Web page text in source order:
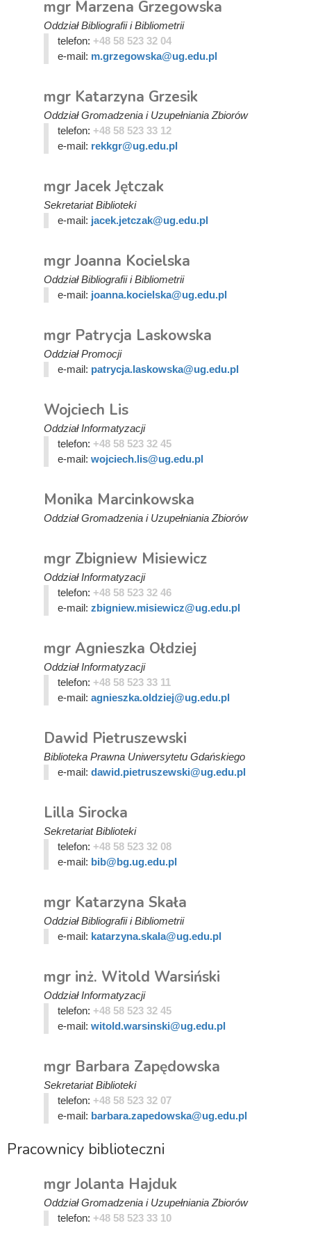
mgr Marzena Grzegowska
Oddział Bibliografii i Bibliometrii
telefon: +48 58 523 32 04
e-mail: m.grzegowska@ug.edu.pl
mgr Katarzyna Grzesik
Oddział Gromadzenia i Uzupełniania Zbiorów
telefon: +48 58 523 33 12
e-mail: rekkgr@ug.edu.pl
mgr Jacek Jętczak
Sekretariat Biblioteki
e-mail: jacek.jetczak@ug.edu.pl
mgr Joanna Kocielska
Oddział Bibliografii i Bibliometrii
e-mail: joanna.kocielska@ug.edu.pl
mgr Patrycja Laskowska
Oddział Promocji
e-mail: patrycja.laskowska@ug.edu.pl
Wojciech Lis
Oddział Informatyzacji
telefon: +48 58 523 32 45
e-mail: wojciech.lis@ug.edu.pl
Monika Marcinkowska
Oddział Gromadzenia i Uzupełniania Zbiorów
mgr Zbigniew Misiewicz
Oddział Informatyzacji
telefon: +48 58 523 32 46
e-mail: zbigniew.misiewicz@ug.edu.pl
mgr Agnieszka Ołdziej
Oddział Informatyzacji
telefon: +48 58 523 33 11
e-mail: agnieszka.oldziej@ug.edu.pl
Dawid Pietruszewski
Biblioteka Prawna Uniwersytetu Gdańskiego
e-mail: dawid.pietruszewski@ug.edu.pl
Lilla Sirocka
Sekretariat Biblioteki
telefon: +48 58 523 32 08
e-mail: bib@bg.ug.edu.pl
mgr Katarzyna Skała
Oddział Bibliografii i Bibliometrii
e-mail: katarzyna.skala@ug.edu.pl
mgr inż. Witold Warsiński
Oddział Informatyzacji
telefon: +48 58 523 32 45
e-mail: witold.warsinski@ug.edu.pl
mgr Barbara Zapędowska
Sekretariat Biblioteki
telefon: +48 58 523 32 07
e-mail: barbara.zapedowska@ug.edu.pl
Pracownicy biblioteczni
mgr Jolanta Hajduk
Oddział Gromadzenia i Uzupełniania Zbiorów
telefon: +48 58 523 33 10